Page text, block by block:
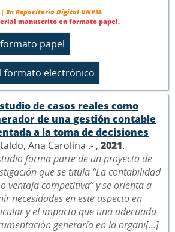
| En Repositorio Digital UNVM.
manuscrito en formato papel.
de casos reales como
de una gestión contable
a la toma de decisiones
Ana Carolina .- , 2021.
forma parte de un proyecto de
que se titula “La contabilidad
ventaja competitiva” y se orienta a
necesidades en este aspecto en
y el impacto que una adecuada
generaría en la organi[...]